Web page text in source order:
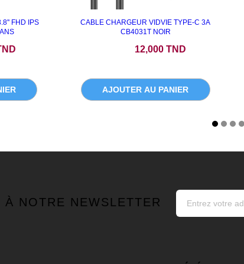
FHD IPS
CABLE CHARGEUR VIDVIE TYPE-C 3A
CB4031T NOIR
12,000 TND
AJOUTER AU PANIER
NOTRE NEWSLETTER